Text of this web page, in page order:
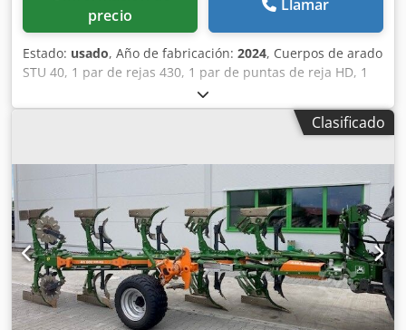
precio
Llamar
Estado: usado, Año de fabricación: 2024, Cuerpos de arado
STU 40, 1 par de rejas 430, 1 par de puntas de reja HD, 1
par / vástago de abridor previo para altura de bastidor 80
para protección hidráulica contra sobrecarga, abridor
previo M2, 1 par / soportes para discos cortadores, disco
montaje de cuerpo con Credpfx Ajt A Udyjhtjf
Clasificado